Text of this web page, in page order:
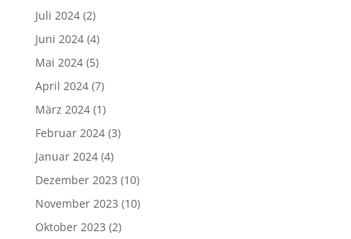
Juli 2024(2)
Juni 2024(4)
Mai 2024(5)
April 2024(7)
März 2024(1)
Februar 2024(3)
Januar 2024(4)
Dezember 2023 (10)
November 2023 (10)
Oktober 2023 (2)